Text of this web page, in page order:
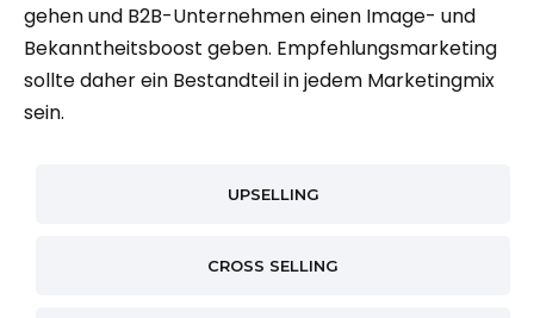
gehen und B2B-Unternehmen einen Image- und
Bekanntheitsboost geben. Empfehlungsmarketing
sollte daher ein Bestandteil in jedem Marketingmix
sein.
UPSELLING
CROSS SELLING